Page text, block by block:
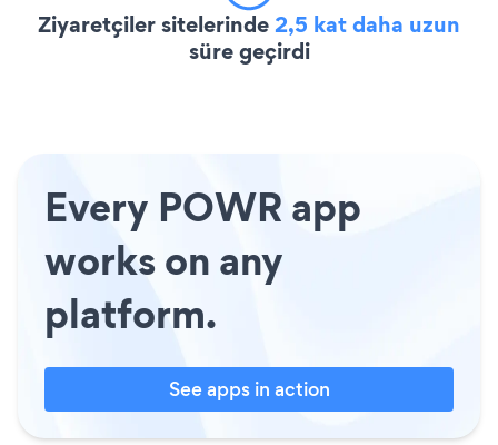
Ziyaretçiler sitelerinde2,5 kat daha uzun
süre geçirdi
Every POWR app
works on any
platform.
See apps in action